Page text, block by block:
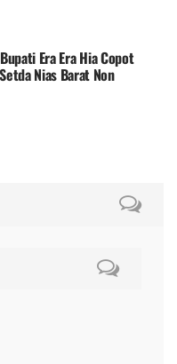
Era Era Hia Copot
Nias Barat Non